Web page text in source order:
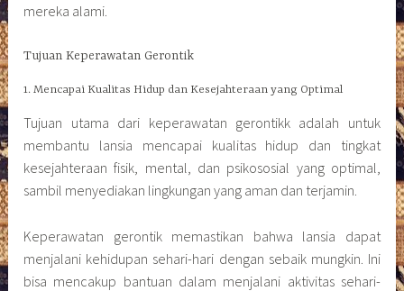
mereka alami.
Tujuan Keperawatan Gerontik
1. Mencapai Kualitas Hidup dan Kesejahteraan yang Optimal
Tujuan utama dari keperawatan gerontikk adalah untuk
membantu lansia mencapai kualitas hidup dan tingkat
kesejahteraan fisik, mental, dan psikososial yang optimal,
sambil menyediakan lingkungan yang aman dan terjamin.
Keperawatan gerontik memastikan bahwa lansia dapat
menjalani kehidupan sehari-hari dengan sebaik mungkin. Ini
bisa mencakup bantuan dalam menjalani aktivitas sehari-